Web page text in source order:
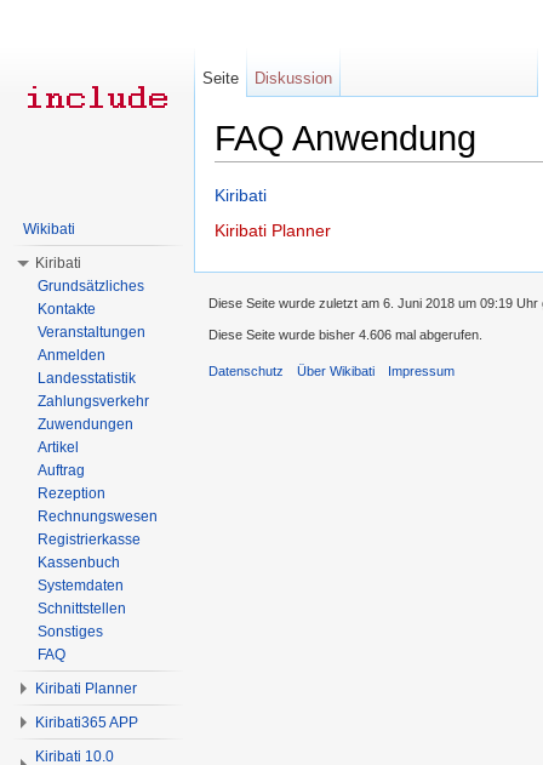
FAQ Anwendung
Kiribati
Kiribati Planner
Seite Diskussion
Wikibati
Kiribati
Grundsätzliches
Kontakte
Veranstaltungen
Anmelden
Landesstatistik
Zahlungsverkehr
Zuwendungen
Artikel
Auftrag
Rezeption
Rechnungswesen
Registrierkasse
Kassenbuch
Systemdaten
Schnittstellen
Sonstiges
FAQ
Kiribati Planner
Kiribati365 APP
Kiribati 10.0
Diese Seite wurde zuletzt am 6. Juni 2018 um 09:19 Uhr
Diese Seite wurde bisher 4.606 mal abgerufen.
Datenschutz Über Wikibati Impressum